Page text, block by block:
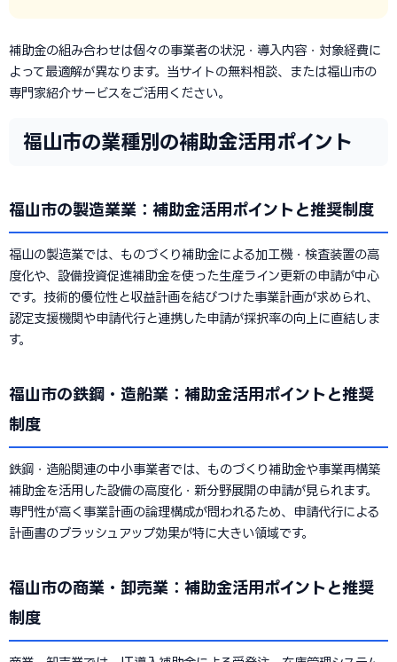
補助金の組み合わせは個々の事業者の状況・導入内容・対象経費に
よって最適解が異なります。当サイトの無料相談、または福山市の
専門家紹介サービスをご活用ください。
福山市の業種別の補助金活用ポイント
福山市の製造業業：補助金活用ポイントと推奨制度
福山の製造業では、ものづくり補助金による加工機・検査装置の高
度化や、設備投資促進補助金を使った生産ライン更新の申請が中心
です。技術的優位性と収益計画を結びつけた事業計画が求められ、
認定支援機関や申請代行と連携した申請が採択率の向上に直結しま
す。
福山市の鉄鋼・造船業：補助金活用ポイントと推奨
制度
鉄鋼・造船関連の中小事業者では、ものづくり補助金や事業再構築
補助金を活用した設備の高度化・新分野展開の申請が見られます。
専門性が高く事業計画の論理構成が問われるため、申請代行による
計画書のブラッシュアップ効果が特に大きい領域です。
福山市の商業・卸売業：補助金活用ポイントと推奨
制度